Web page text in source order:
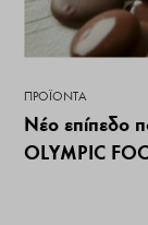
ΠΡΟΪΌΝΤΑ
Νέο επίπεδο
OLYMPIC